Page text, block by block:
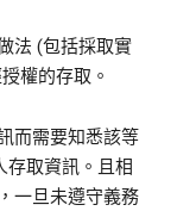
法 (包括採取實
權的存取。
而需要知悉該等
存取資訊。且相
一旦未遵守義務